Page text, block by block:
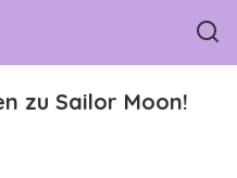
zu Sailor Moon!